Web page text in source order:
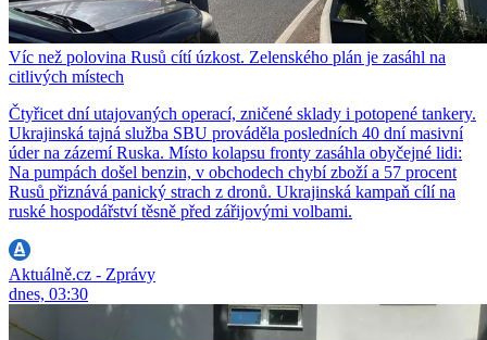
Víc než polovina Rusů cítí úzkost. Zelenského plán je zasáhl na
citlivých místech
Čtyřicet dní utajovaných operací, zničené sklady i potopené tankery.
Ukrajinská tajná služba SBU prováděla posledních 40 dní masivní
úder na zázemí Ruska. Místo kolapsu fronty zasáhla obyčejné lidi:
Na pumpách došel benzin, v obchodech chybí zboží a 57 procent
Rusů přiznává panický strach z dronů. Ukrajinská kampaň cílí na
ruské hospodářství těsně před zářijovými volbami.
Aktuálně.cz - Zprávy
dnes, 03:30